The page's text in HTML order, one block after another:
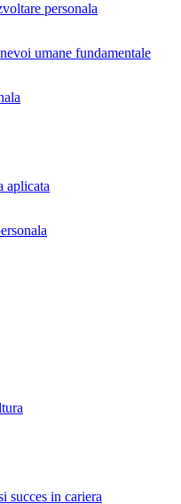
personala
umane fundamentale
aplicata
succes in cariera